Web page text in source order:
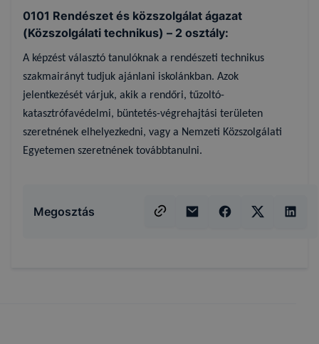
0101 Rendészet és közszolgálat ágazat
(Közszolgálati technikus) – 2 osztály:
A képzést választó tanulóknak a rendészeti technikus
szakmairányt tudjuk ajánlani iskolánkban. Azok
jelentkezését várjuk, akik a rendőri, tűzoltó-
katasztrófavédelmi, büntetés-végrehajtási területen
szeretnének elhelyezkedni, vagy a Nemzeti Közszolgálati
Egyetemen szeretnének továbbtanulni.
Megosztás